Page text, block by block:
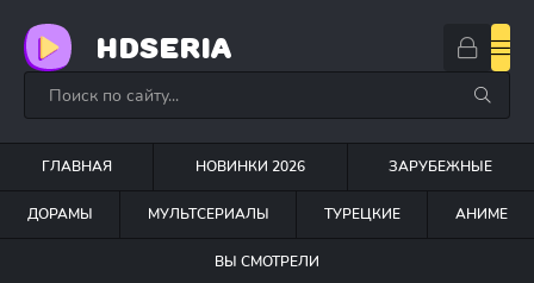
HDSERIA
ГЛАВНАЯ НОВИНКИ 2026 ЗАРУБЕЖНЫЕ
ДОРАМЫ МУЛЬТСЕРИАЛЫ ТУРЕЦКИЕ АНИМЕ
ВЫ СМОТРЕЛИ